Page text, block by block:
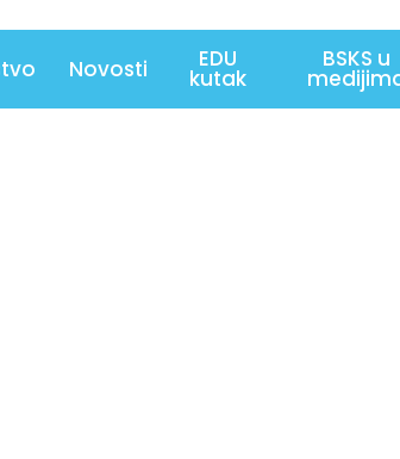
Novosti EDU
kutak
BSKS u